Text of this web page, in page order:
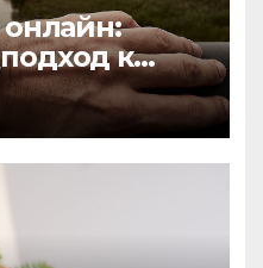
онлайн:
к